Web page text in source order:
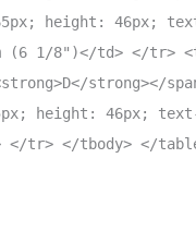
height: 46px;
(6 1/8")</td> </tr>
strong></
height: 46px;
tr> </tbody> </